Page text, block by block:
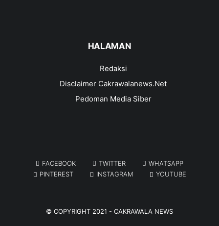
HALAMAN
Redaksi
Disclaimer Cakrawalanews.Net
Pedoman Media Siber
FACEBOOK TWITTER
WHATSAPP
PINTEREST
INSTAGRAM YOUTUBE
© COPYRIGHT 2021 - CAKRAWALA NEWS